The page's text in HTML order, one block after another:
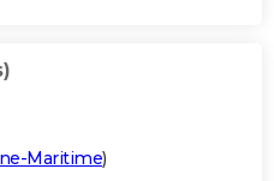
Maritime)